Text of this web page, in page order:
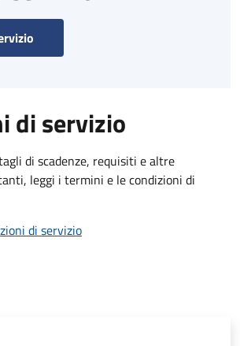
di servizio
di scadenze, requisiti e altre
leggi i termini e le condizioni di
di servizio